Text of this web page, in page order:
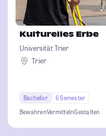
Kulturelles Erbe
Universität Trier
Trier
Bachelor
6 Semester
BewahrenVermittelnGestalten